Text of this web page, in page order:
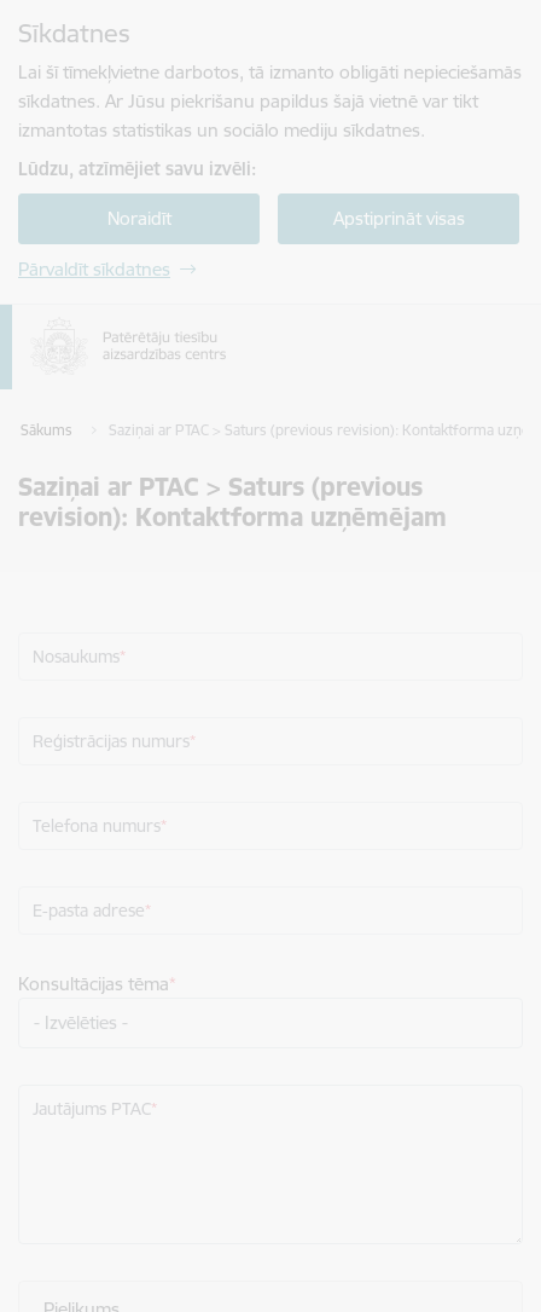
Sīkdatnes
Lai šī tīmekļvietne darbotos, tā izmanto obligāti nepieciešamās
sīkdatnes. Ar Jūsu piekrišanu papildus šajā vietnē var tikt
izmantotas statistikas un sociālo mediju sīkdatnes.
Lūdzu, atzīmējiet savu izvēli:
Noraidīt Apstiprināt visas
Pārvaldīt sīkdatnes
Sākums Saziņai ar PTAC > Saturs (previous revision): Kontaktforma
Saziņai ar PTAC > Saturs (previous
revision): Kontaktforma uzņēmējam
Nosaukums
Reģistrācijas numurs
Telefona numurs
E-pasta adrese
Konsultācijas tēma
Jautājums PTAC